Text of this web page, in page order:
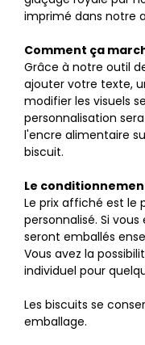
imprimé dans notre
Comment ça
Grâce à notre outil
ajouter votre texte,
modifier les visuels
personnalisation
l'encre alimentaire
biscuit.
Le
Le prix affiché est le
personnalisé. Si
seront emballés
Vous avez la
individuel pour
Les biscuits se
emballage.